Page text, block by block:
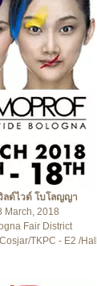
ลด์ไวด์ โบโลญญา
March, 2018
Fair District
TKPC - E2 /Hall